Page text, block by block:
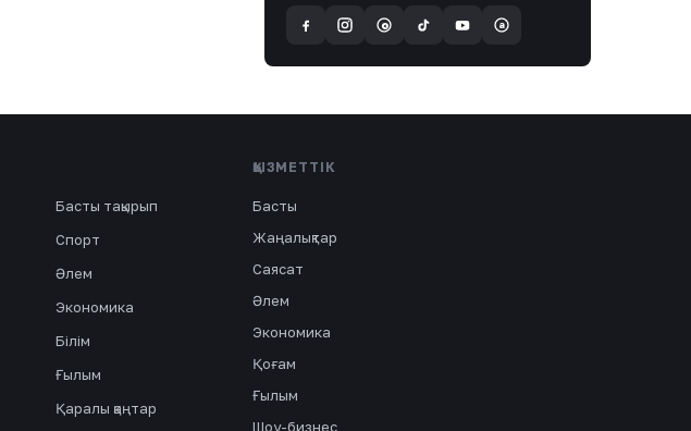
@ a
Басты тақырып
Спорт
Әлем
Экономика
Білім
Ғылым
Қаралы қаңтар
ҚЫЗМЕТТІК
Басты
Жаңалықтар
Саясат
Әлем
Экономика
Қоғам
Ғылым
Шоу-бизнес